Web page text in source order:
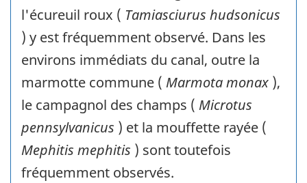
l'écureuil roux ( Tamiasciurus hudsonicus
) y est fréquemment observé. Dans les
environs immédiats du canal, outre la
marmotte commune ( Marmota monax ),
le campagnol des champs ( Microtus
pennsylvanicus ) et la mouffette rayée (
Mephitis mephitis ) sont toutefois
fréquemment observés.